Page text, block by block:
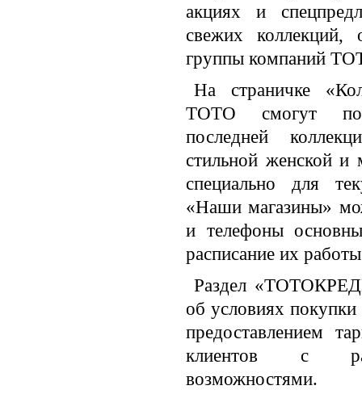
акциях и
свежих коллекций,
группы компаний
На страничке
ТОТО смогут
последней
стильной женской и
специально для
«Наши магазины»
и телефоны
расписание их
Раздел
об условиях
предоставлением
клиентов с
возможностями.